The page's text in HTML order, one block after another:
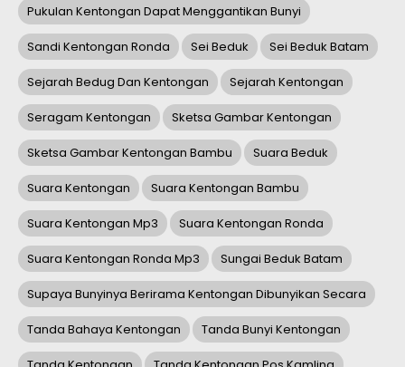
Pukulan Kentongan Dapat Menggantikan Bunyi
Sandi Kentongan Ronda Sei Beduk Sei Beduk Batam
Sejarah Bedug Dan Kentongan Sejarah Kentongan
Seragam Kentongan Sketsa Gambar Kentongan
Sketsa Gambar Kentongan Bambu Suara Beduk
Suara Kentongan Suara Kentongan Bambu
Suara Kentongan Mp3 Suara Kentongan Ronda
Suara Kentongan Ronda Mp3 Sungai Beduk Batam
Supaya Bunyinya Berirama Kentongan Dibunyikan Secara
Tanda Bahaya Kentongan Tanda Bunyi Kentongan